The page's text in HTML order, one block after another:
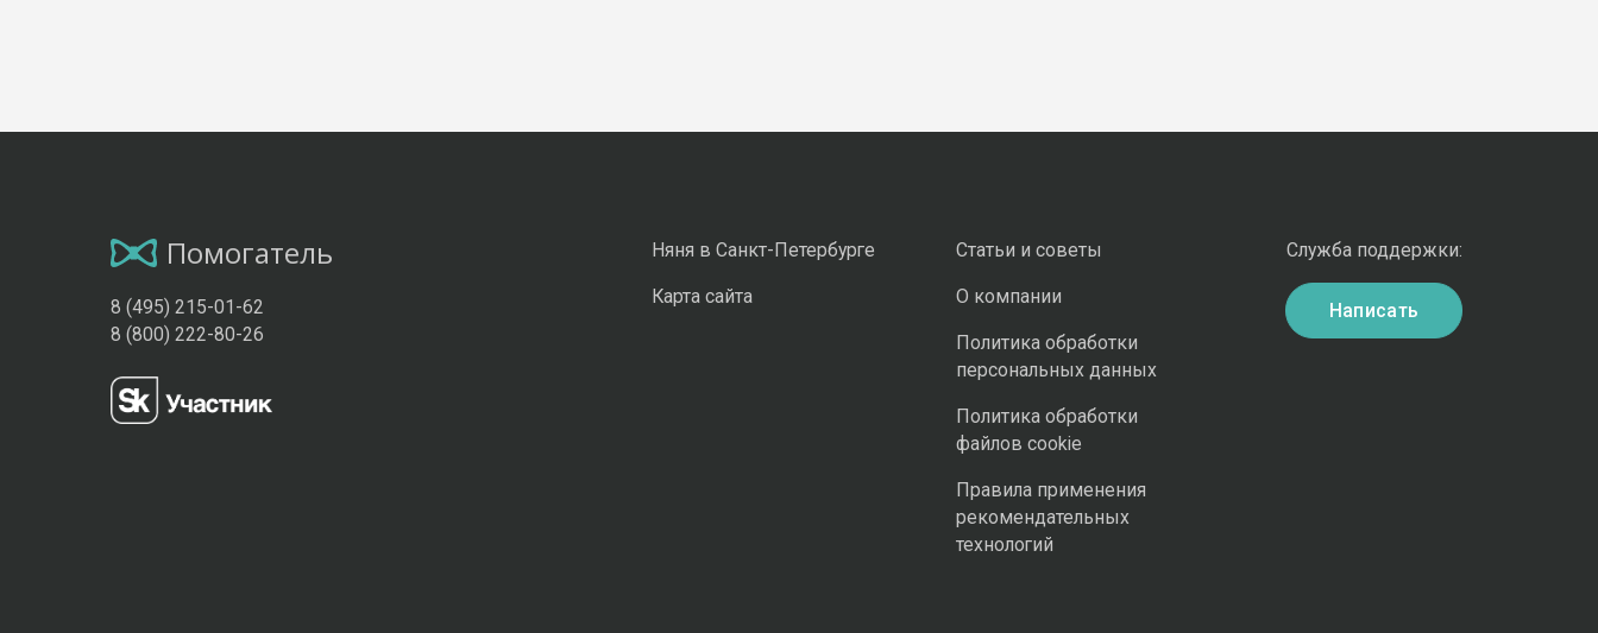
Помогатель
8 (495) 215-01-62
8 (800) 222-80-26
Няня в Санкт-Петербурге
Карта сайта
Статьи и советы
О компании
Политика обработки
персональных данных
Политика обработки
файлов cookie
Правила применения
рекомендательных
технологий
Служба поддержки:
Написать